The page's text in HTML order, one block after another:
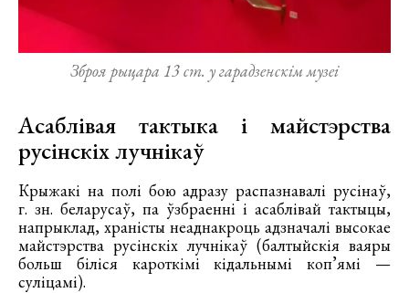
Зброя рыцара 13 ст. у гарадзенскім музеі
Асаблівая тактыка і майстэрства
русінскіх лучнікаў
Крыжакі на полі бою адразу распазнавалі русінаў,
г. зн. беларусаў, па ўзбраенні і асаблівай тактыцы,
напрыклад, храністы неаднакроць адзначалі высокае
майстэрства русінскіх лучнікаў (балтыйскія ваяры
больш біліся кароткімі кідальнымі коп’ямі —
суліцамі).